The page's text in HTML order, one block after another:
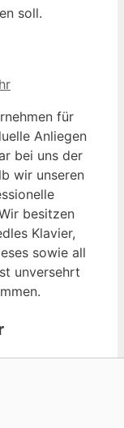
soll.
für
Anliegen
bei uns der
wir unseren
besitzen
Klavier,
sowie all
unversehrt